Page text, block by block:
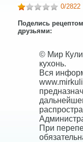
0/2822
Поделись
друзьями:
© Мир
кухонь.
Вся
При